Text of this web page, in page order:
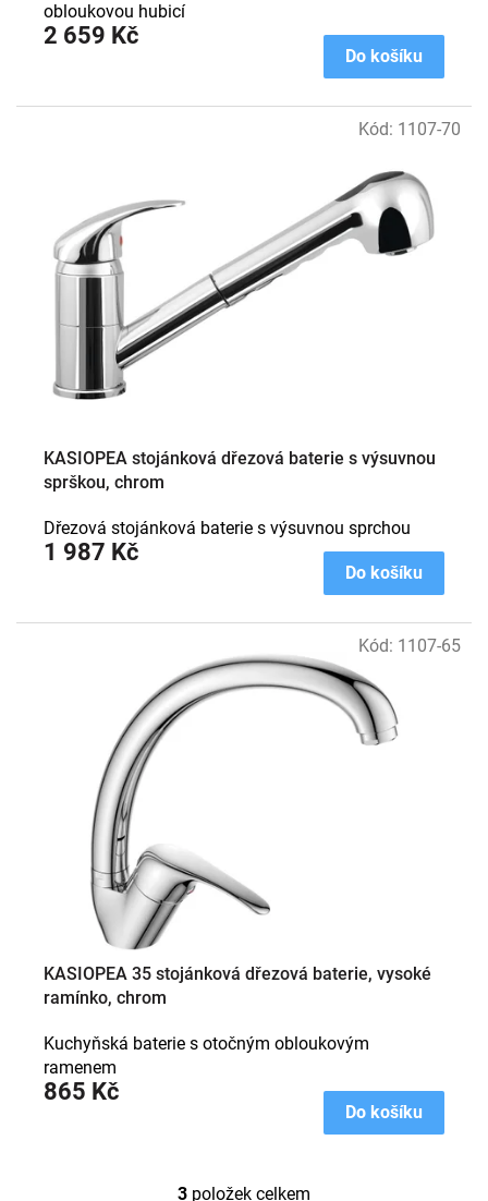
2 659 Kč
Do košíku
obloukovou hubicí
KASIOPEA stojánková dřezová baterie s výsuvnou
sprškou, chrom
1 987 Kč
Do košíku
Dřezová stojánková baterie s výsuvnou sprchou
Kód: 1107-70
KASIOPEA 35 stojánková dřezová baterie, vysoké
ramínko, chrom
865 Kč
Do košíku
Kuchyňská baterie s otočným obloukovým
ramenem
Kód: 1107-65
3 položek celkem